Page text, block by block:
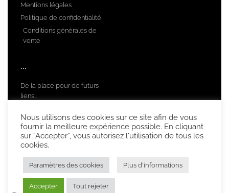
Mentions légales
Politique de confidentialité
Conditions générales de
vente
...
De la place pour de futurs
liens...
Nous utilisons des cookies sur ce site afin de vous
fournir la meilleure expérience possible. En cliquant
sur “Accepter”, vous autorisez l'utilisation de tous les
cookies.
Paramètres des cookies Plus d'informations
Accepter Tout rejeter